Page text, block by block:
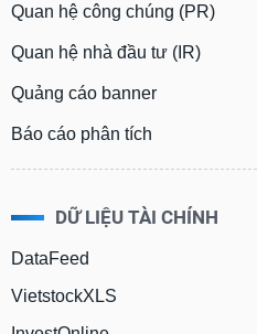
Quan hệ công chúng (PR)
Quan hệ nhà đầu tư (IR)
Quảng cáo banner
Báo cáo phân tích
DỮ LIỆU TÀI CHÍNH
DataFeed
VietstockXLS